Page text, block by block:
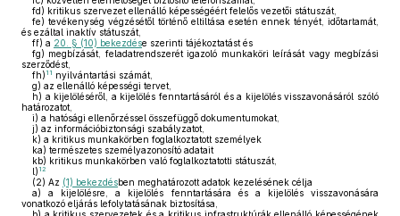
fd) kritikus szervezet ellenálló képességéért felelős vezetői státuszát,
fe) tevékenység végzésétől történő eltiltása esetén ennek tényét, időtartamát,
és ezáltal inaktív státuszát,
ff) a 20. § (10) bekezdése szerinti tájékoztatást és
fg) megbízását, feladatrendszerét igazoló munkaköri leírását vagy megbízási
szerződést,
fh) 11 nyilvántartási számát,
g) az ellenálló képességi tervet,
h) a kijelöléséről, a kijelölés fenntartásáról és a kijelölés visszavonásáról szóló
határozatot,
i) a hatósági ellenőrzéssel összefüggő dokumentumokat,
j) az információbiztonsági szabályzatot,
k) a kritikus munkakörben foglalkoztatott személyek
ka) természetes személyazonosító adatait
kb) kritikus munkakörben való foglalkoztatotti státuszát,
l) 12
(2) Az (1) bekezdésben meghatározott adatok kezelésének célja
a) a kijelölésre, a kijelölés fenntartására és a kijelölés visszavonására
vonatkozó eljárás lefolytatásának biztosítása,